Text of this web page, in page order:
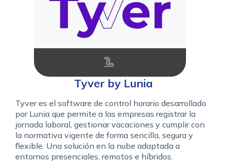
Tyver by Lunia
Tyver es el software de control horario desarrollado
por Lunia que permite a las empresas registrar la
jornada laboral, gestionar vacaciones y cumplir con
la normativa vigente de forma sencilla, segura y
flexible. Una solución en la nube adaptada a
entornos presenciales, remotos e híbridos.